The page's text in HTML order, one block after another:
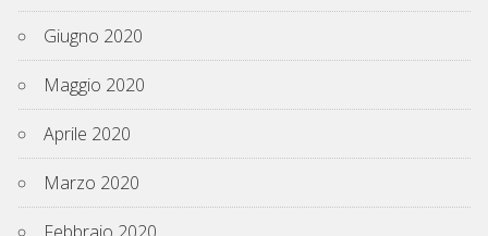
Giugno 2020
Maggio 2020
Aprile 2020
Marzo 2020